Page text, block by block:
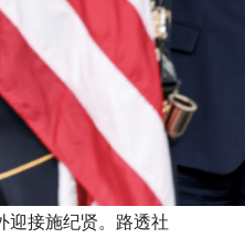
迎接施纪贤。路透社